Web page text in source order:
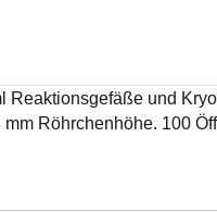
und
Röhrchenhöhe. 100